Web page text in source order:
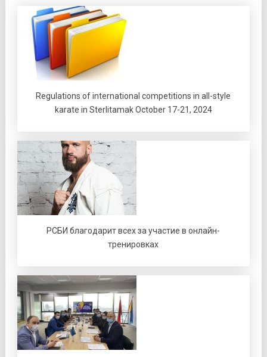
Regulations of international competitions in all-style
karate in Sterlitamak October 17-21, 2024
РСБИ благодарит всех за участие в онлайн-
тренировках